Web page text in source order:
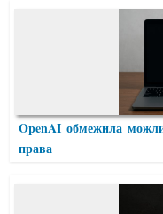
OpenAI обмежила
права